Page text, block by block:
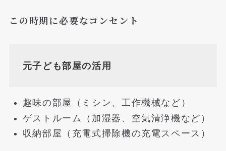
この時期に必要なコンセント
元子ども部屋の活用
趣味の部屋（ミシン、工作機械など）
ゲストルーム（加湿器、空気清浄機など）
収納部屋（充電式掃除機の充電スペース）